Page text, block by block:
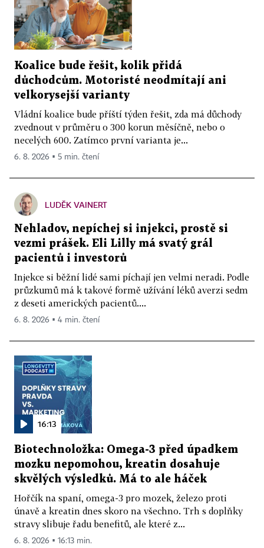
Koalice bude řešit, kolik přidá
důchodcům. Motoristé neodmítají ani
velkorysejší varianty
Vládní koalice bude příští týden řešit, zda má důchody
zvednout v průměru o 300 korun měsíčně, nebo o
necelých 600. Zatímco první varianta je...
6. 8. 2026 ▪ 5 min. čtení
LUDĚK VAINERT
Nehladov, nepíchej si injekci, prostě si
vezmi prášek. Eli Lilly má svatý grál
pacientů i investorů
Injekce si běžní lidé sami píchají jen velmi neradi. Podle
průzkumů má k takové formě užívání léků averzi sedm
z deseti amerických pacientů....
6. 8. 2026 ▪ 4 min. čtení
16:13
Biotechnoložka: Omega-3 před úpadkem
mozku nepomohou, kreatin dosahuje
skvělých výsledků. Má to ale háček
Hořčík na spaní, omega-3 pro mozek, železo proti
únavě a kreatin dnes skoro na všechno. Trh s doplňky
stravy slibuje řadu benefitů, ale které z...
6. 8. 2026 ▪ 16:13 min.